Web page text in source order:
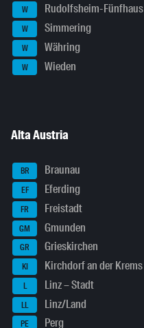
W Rudolfsheim-Fünfhaus
W Simmering
W Währing
W Wieden
Alta Austria
BR Braunau
EF Eferding
FR Freistadt
GM Gmunden
GR Grieskirchen
KI Kirchdorf an der Krems
L Linz – Stadt
LL Linz/Land
PE Perg